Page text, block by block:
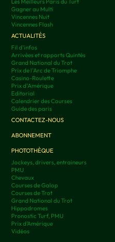
Gagner au Multi
Vincennes Nuit
Vincennes Flash
ACTUALITÉS
Fil d'infos
Arrivées et rapports Quintés
Grand National du Trot
Prix de l'Arc de Triomphe
Casino-Roulette
Prix d'Amérique
Editorial
Calendrier des Courses
Guide des paris
CONTACTEZ-NOUS
ABONNEMENT
PHOTOTHÈQUE
Jockeys, drivers, entraineurs
PMU
Chevaux
Courses de Galop
Courses de Trot
Grand National du Trot
Hippodromes
Pronostic Turf, PMU
Prix d’Amérique
Vidéos